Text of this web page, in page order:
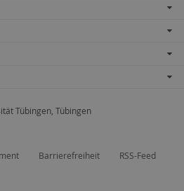
Tübingen, Tübingen
Barrierefreiheit RSS-Feed